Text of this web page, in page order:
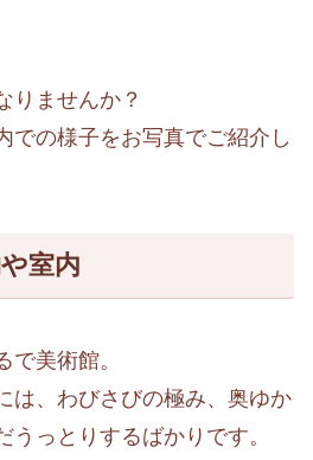
りませんか？
での様子をお写真でご紹介し
室内
で美術館。
は、わびさびの極み、奥ゆか
うっとりするばかりです。